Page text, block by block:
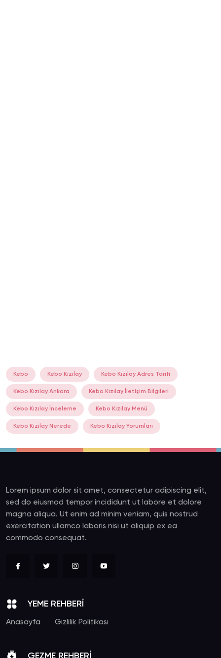
Kebo Kebo Kızılay Kebo Kızılay Adres Tarifi
Kebo Kızılay Ankara Kebo Kızılay İletişim Bilgileri
Kebo Kızılay İnceleme Kebo Kızılay Menü
Kebo Kızılay Nerede Kebo Kızılay Yorumları
Lorem ipsum dolor sit amet, consectetur adipiscing elit,
sed do eiusmod tempor incididunt ut labore et dolore
magna aliqua. Ut enim ad minim veniam, quis nostrud
exercitation ullamco laboris nisi ut aliquip ex ea
commodo consequat.
YEME REHBERİ
Anasayfa Gizlilik Politikası
GEZME REHBERİ